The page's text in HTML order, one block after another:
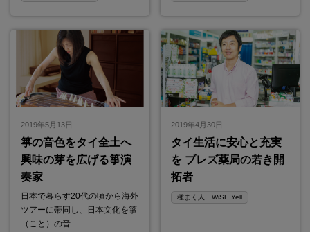
2019年5月13日
箏の音色をタイ全土へ
興味の芽を広げる箏演
奏家
日本で暮らす20代の頃から海外
ツアーに帯同し、日本文化を箏
（こと）の音…
2019年4月30日
タイ生活に安心と充実
を ブレズ薬局の若き開
拓者
種まく人 WiSE Yell